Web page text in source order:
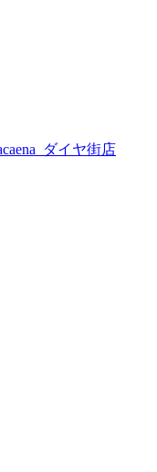
ダイヤ街店